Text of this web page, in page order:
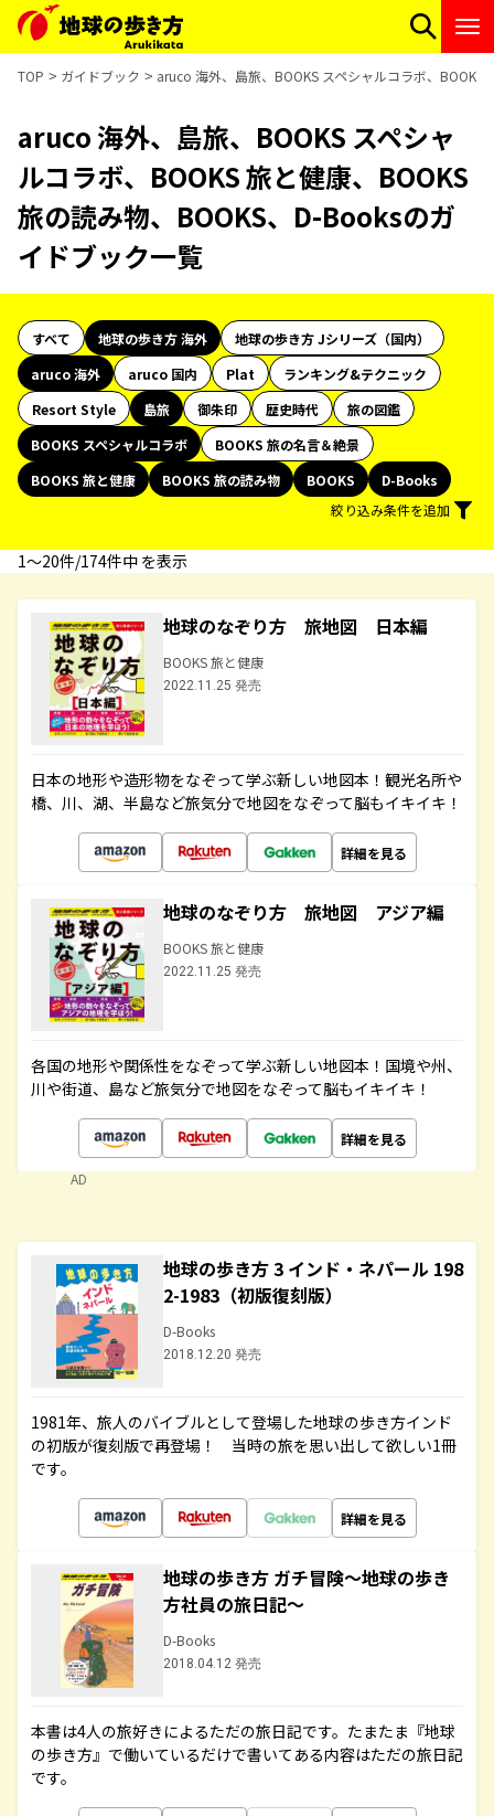
TOP ガイドブック aruco 海外、島旅、BOOKS スペシャルコラボ、
aruco 海外、島旅、BOOKS スペシャ
ルコラボ、BOOKS 旅と健康、BOOKS
旅の読み物、BOOKS、D-Booksのガ
イドブック一覧
すべて 地球の歩き方 海外
地球の歩き方 Jシリーズ（国内）
aruco 海外
aruco 国内 Plat
ランキング&テクニック
Resort Style
島旅 御朱印 歴史時代
旅の図鑑
BOOKS スペシャルコラボ
BOOKS 旅の名言＆絶景
BOOKS 旅と健康
BOOKS 旅の読み物 BOOKS
D-Books
絞り込み条件を追加
1〜20件/174件中 を表示
地球のなぞり方 旅地図 日本編
BOOKS 旅と健康
2022.11.25 発売
日本の地形や造形物をなぞって学ぶ新しい地図本！観光名所や
橋、川、湖、半島など旅気分で地図をなぞって脳もイキイキ！
詳細を見る
地球のなぞり方 旅地図 アジア編
BOOKS 旅と健康
2022.11.25 発売
各国の地形や関係性をなぞって学ぶ新しい地図本！国境や州、
川や街道、島など旅気分で地図をなぞって脳もイキイキ！
詳細を見る
AD
地球の歩き方 3 インド・ネパール 198
2-1983（初版復刻版）
D-Books
2018.12.20 発売
1981年、旅人のバイブルとして登場した地球の歩き方インド
の初版が復刻版で再登場！ 当時の旅を思い出して欲しい1冊
です。
詳細を見る
地球の歩き方 ガチ冒険～地球の歩き
方社員の旅日記～
D-Books
2018.04.12 発売
本書は4人の旅好きによるただの旅日記です。たまたま『地球
の歩き方』で働いているだけで書いてある内容はただの旅日記
です。